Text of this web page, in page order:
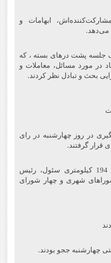
ابهامات و
می‌دهد.
جلسه پشت درهای بسته ، که
در مورد مسائل، معاملات و
بحث و تبادل نظر کردند.
در روز چهارشنبه در رای
قرار گرفتند.
تصاحب کرسی ها، جئونجو، 194 کیلومتری سئول، رئیس
شهری و چهار شورای